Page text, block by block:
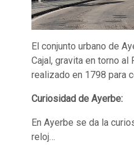
El conjunto urbano de
Cajal, gravita en torno
realizado en 1798 para
Curiosidad de Ayerbe:
En Ayerbe se da la
reloj…